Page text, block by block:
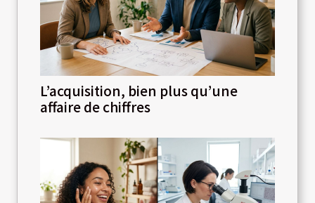
L’acquisition, bien plus qu’une
affaire de chiffres